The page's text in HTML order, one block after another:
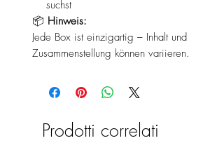
suchst
📦 Hinweis:
Jede Box ist einzigartig – Inhalt und
Zusammenstellung können variieren.
Prodotti correlati